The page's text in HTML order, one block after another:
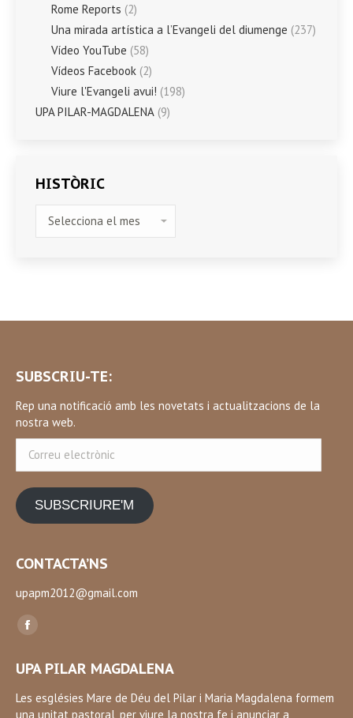
Rome Reports (2)
Una mirada artística a l’Evangeli del diumenge (237)
Vídeo YouTube (58)
Vídeos Facebook (2)
Viure l'Evangeli avui! (198)
UPA PILAR-MAGDALENA (9)
HISTÒRIC
SUBSCRIU-TE:
Rep una notificació amb les novetats i actualitzacions de la
nostra web.
electrònic
SUBSCRIURE'M
CONTACTA’NS
upapm2012@gmail.com
Find us on:
Facebook
opens
in
UPA PILAR MAGDALENA
Les esglésies Mare de Déu del Pilar i Maria Magdalena formem
una unitat pastoral, per viure la nostra fe i anunciar a